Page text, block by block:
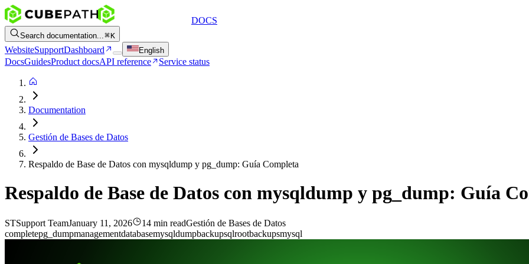
DOCS
Search documentation... K
WebsiteSupportDashboard English
DocsGuidesProduct docsAPI reference Service status
Documentation
Gestión de Bases de Datos
Respaldo de Base de Datos con mysqldump y pg_dump: Guía Completa
Respaldo de Base de Datos con mysqldump y pg_dump: Guía
STSupport TeamJanuary 11, 2026 14 min readGestión de Bases de Datos
completepg_dumpmanagementdatabasemysqldumpbackupsqlrootbackupsmysql